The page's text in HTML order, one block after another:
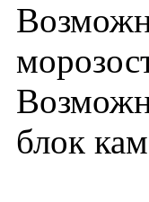
блок